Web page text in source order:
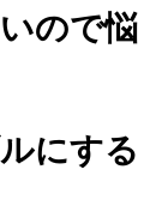
ので悩
にする